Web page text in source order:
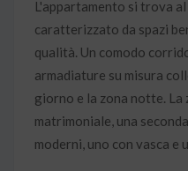
L'appartamento si trova
caratterizzato da spazi
qualità. Un comodo
armadiature su misura
giorno e la zona notte. La
matrimoniale, una
moderni, uno con vasca e